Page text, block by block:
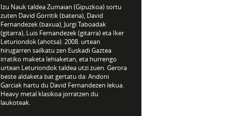
Izu Nauk taldea Zumaian (Gipuzkoa) sortu
zuten David Gorritik (bateria), David
Fernandezek (baxua), Jurgi Taboadak
(gitarra), Luis Fernandezek (gitarra) eta Iker
Leturiondok (ahotsa). 2008. urtean
hirugarren sailkatu zen Euskadi Gaztea
irratiko maketa lehiaketan, eta hurrengo
urtean Leturiondok taldea utzi zuen. Gerora
beste aldaketa bat gertatu da: Andoni
Garciak hartu du David Fernandezen lekua.
Heavy metal klasikoa jorratzen du
laukoteak.